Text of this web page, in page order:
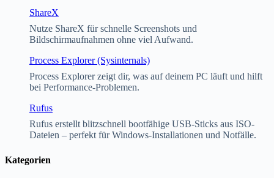
ShareX
Nutze ShareX für schnelle Screenshots und
Bildschirmaufnahmen ohne viel Aufwand.
Process Explorer (Sysinternals)
Process Explorer zeigt dir, was auf deinem PC läuft und hilft
bei Performance-Problemen.
Rufus
Rufus erstellt blitzschnell bootfähige USB-Sticks aus ISO-
Dateien – perfekt für Windows-Installationen und Notfälle.
Kategorien